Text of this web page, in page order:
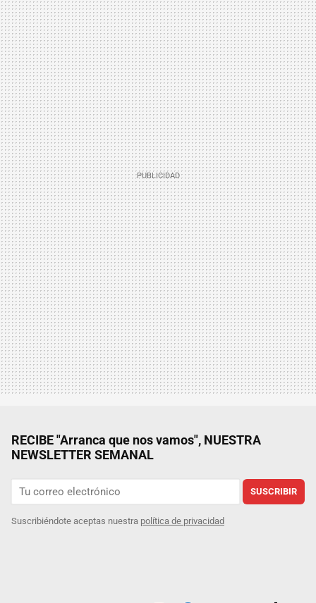
RECIBE "Arranca que nos vamos", NUESTRA
NEWSLETTER SEMANAL
SUSCRIBIR
Suscribiéndote aceptas nuestra política de privacidad